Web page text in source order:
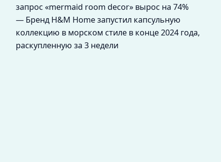
запрос «mermaid room decor» вырос на 74%
— Бренд H&M Home запустил капсульную
коллекцию в морском стиле в конце 2024 года,
раскупленную за 3 недели